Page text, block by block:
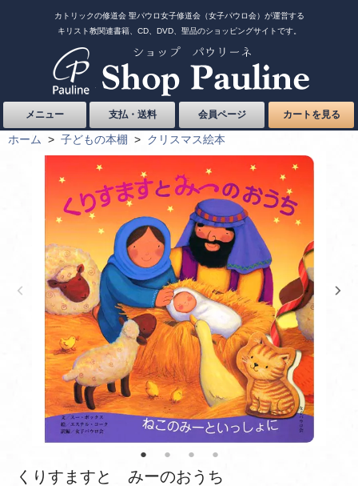
カトリックの修道会 聖パウロ女子修道会（女子パウロ会）が運営する
キリスト教関連書籍、CD、DVD、聖品のショッピングサイトです。
メニュー 支払・送料 会員ページ カートを見る
ホーム > 子どもの本棚 > クリスマス絵本
くりすますと みーのおうち